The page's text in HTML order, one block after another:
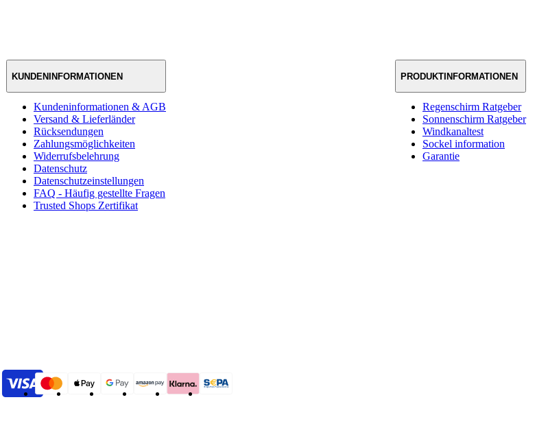
KUNDENINFORMATIONEN
Kundeninformationen & AGB
Versand & Lieferländer
Rücksendungen
Zahlungsmöglichkeiten
Widerrufsbelehrung
Datenschutz
Datenschutzeinstellungen
FAQ - Häufig gestellte Fragen
Trusted Shops Zertifikat
PRODUKTINFORMATIONEN
Regenschirm Ratgeber
Sonnenschirm Ratgeber
Windkanaltest
Sockel information
Garantie